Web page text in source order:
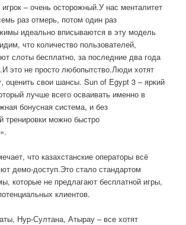
игрок – очень осторожный.У нас менталитет
раз отмерь, потом один раз
идеально вписываются в эту модель
что количество пользователей,
слоты бесплатно, за последние два года
это не просто любопытство.Люди хотят
оценить свои шансы. Sun of Egypt 3 – яркий
лучше всего осваивать именно в
бонусная система, и без
тренировки можно быстро
что казахстанские операторы всё
демо-доступ.Это стало стандартом
которые не предлагают бесплатной игры,
клиентов.
Нур-Султана, Атырау – все хотят